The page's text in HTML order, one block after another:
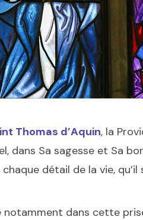
Thomas d’Aquin, la
dans Sa sagesse et Sa
détail de la vie,
dans cette